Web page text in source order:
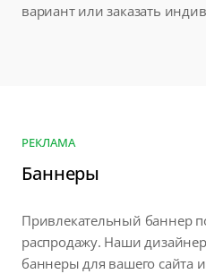
вариант или заказать
РЕКЛАМА
Баннеры
Привлекательный баннер
распродажу. Наши
баннеры для вашего сайта